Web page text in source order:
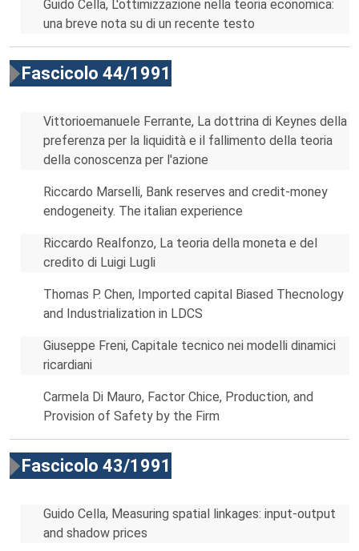
Guido Cella, L'ottimizzazione nella teoria economica:
una breve nota su di un recente testo
Fascicolo 44/1991
Vittorioemanuele Ferrante, La dottrina di Keynes della
preferenza per la liquidità e il fallimento della teoria
della conoscenza per l'azione
Riccardo Marselli, Bank reserves and credit-money
endogeneity. The italian experience
Riccardo Realfonzo, La teoria della moneta e del
credito di Luigi Lugli
Thomas P. Chen, Imported capital Biased Thecnology
and Industrialization in LDCS
Giuseppe Freni, Capitale tecnico nei modelli dinamici
ricardiani
Carmela Di Mauro, Factor Chice, Production, and
Provision of Safety by the Firm
Fascicolo 43/1991
Guido Cella, Measuring spatial linkages: input-output
and shadow prices